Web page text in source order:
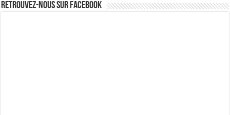
Retrouvez-nous sur Facebook